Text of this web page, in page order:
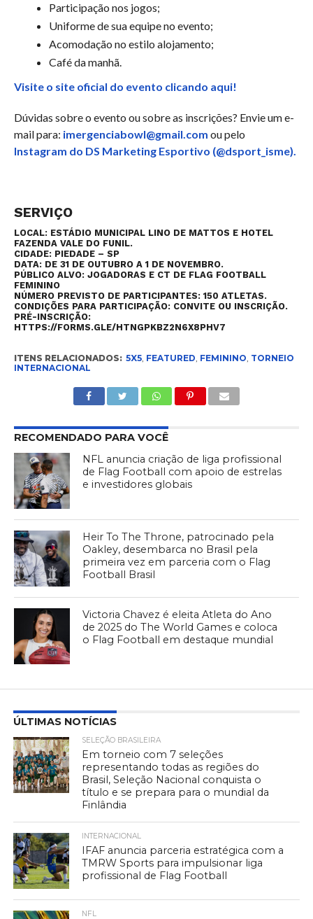
Participação nos jogos;
Uniforme de sua equipe no evento;
Acomodação no estilo alojamento;
Café da manhã.
Visite o site oficial do evento clicando aqui!
Dúvidas sobre o evento ou sobre as inscrições? Envie um e-
mail para: imergenciabowl@gmail.com ou pelo
Instagram do DS Marketing Esportivo (@dsport_isme).
SERVIÇO
LOCAL: ESTÁDIO MUNICIPAL LINO DE MATTOS E HOTEL
FAZENDA VALE DO FUNIL.
CIDADE: PIEDADE – SP
DATA: DE 31 DE OUTUBRO A 1 DE NOVEMBRO.
PÚBLICO ALVO: JOGADORAS E CT DE FLAG FOOTBALL
FEMININO
NÚMERO PREVISTO DE PARTICIPANTES: 150 ATLETAS.
CONDIÇÕES PARA PARTICIPAÇÃO: CONVITE OU INSCRIÇÃO.
PRÉ-INSCRIÇÃO:
HTTPS://FORMS.GLE/HTNGPKBZ2N6X8PHV7
ITENS RELACIONADOS: 5X5, FEATURED FEMININO TORNEIO
INTERNACIONAL
RECOMENDADO PARA VOCÊ
NFL anuncia criação de liga profissional
de Flag Football com apoio de estrelas
e investidores globais
Heir To The Throne, patrocinado pela
Oakley, desembarca no Brasil pela
primeira vez em parceria com o Flag
Football Brasil
Victoria Chavez é eleita Atleta do Ano
de 2025 do The World Games e coloca
o Flag Football em destaque mundial
ÚLTIMAS NOTÍCIAS
SELEÇÃO BRASILEIRA
Em torneio com 7 seleções
representando todas as regiões do
Brasil, Seleção Nacional conquista o
título e se prepara para o mundial da
Finlândia
INTERNACIONAL
IFAF anuncia parceria estratégica com a
TMRW Sports para impulsionar liga
profissional de Flag Football
NFL